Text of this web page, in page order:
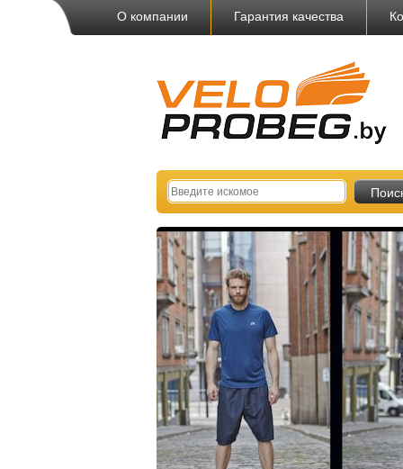
О компании Гарантия качества